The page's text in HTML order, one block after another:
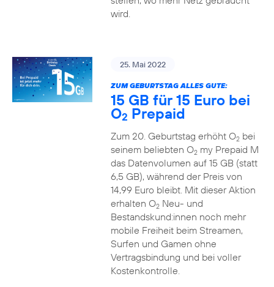
wird.
25. Mai 2022
ZUM GEBURTSTAG ALLES GUTE:
15 GB für 15 Euro bei
O2 Prepaid
Zum 20. Geburtstag erhöht O2bei
seinem beliebten O2my Prepaid M
das Datenvolumen auf 15 GB (statt
6,5 GB), während der Preis von
14,99 Euro bleibt. Mit dieser Aktion
erhalten O2Neu- und
Bestandskund:innen noch mehr
mobile Freiheit beim Streamen,
Surfen und Gamen ohne
Vertragsbindung und bei voller
Kostenkontrolle.